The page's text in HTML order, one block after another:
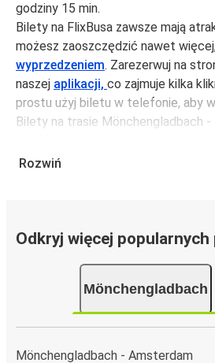
godziny 15 min.
Bilety na FlixBusa zawsze mają
możesz zaoszczędzić nawet
wyprzedzeniem. Zarezerwuj na
naszej aplikacji, co zajmuje kilka
prostu użyj biletu w telefonie, aby
Bilety na trasie Mönchengladbach
504,99 zł, jeśli zarezerwujesz z
Podróż na trasie
wygodna z FlixBusem, dzięki 6
i może zająćjedynie 17 godziny 15
Podróż autobusem
ma mniejszy
Rozwiń
Odkryj więcej popularnych
Mönchengladbach
Mönchengladbach - Amsterdam